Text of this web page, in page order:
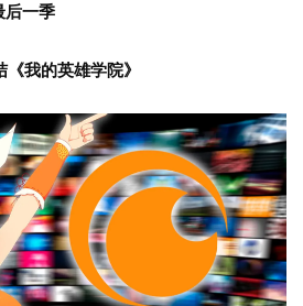
一季
我的英雄学院》